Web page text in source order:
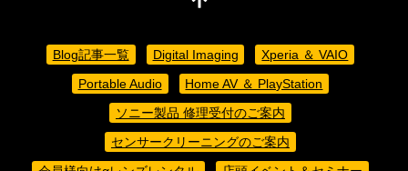
Blog記事一覧 Digital Imaging
Xperia ＆ VAIO
Portable Audio
Home AV ＆ PlayStation
ソニー製品 修理受付のご案内
センサークリーニングのご案内